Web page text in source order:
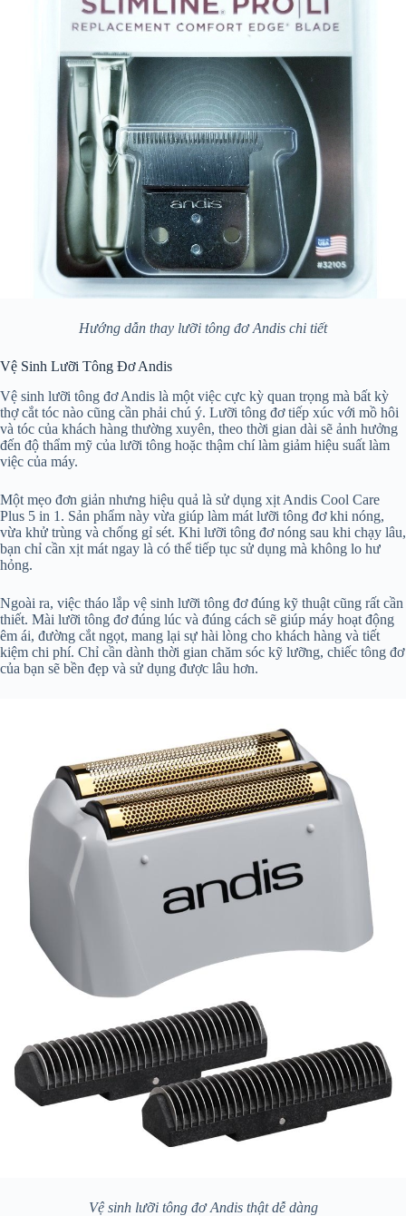
Hướng dẫn thay lưỡi tông đơ Andis chi tiết
Vệ Sinh Lưỡi Tông Đơ Andis
Vệ sinh lưỡi tông đơ Andis là một việc cực kỳ quan trọng mà bất kỳ
thợ cắt tóc nào cũng cần phải chú ý. Lưỡi tông đơ tiếp xúc với mồ hôi
và tóc của khách hàng thường xuyên, theo thời gian dài sẽ ảnh hưởng
đến độ thẩm mỹ của lưỡi tông hoặc thậm chí làm giảm hiệu suất làm
việc của máy.
Một mẹo đơn giản nhưng hiệu quả là sử dụng xịt Andis Cool Care
Plus 5 in 1. Sản phẩm này vừa giúp làm mát lưỡi tông đơ khi nóng,
vừa khử trùng và chống gỉ sét. Khi lưỡi tông đơ nóng sau khi chạy lâu,
bạn chỉ cần xịt mát ngay là có thể tiếp tục sử dụng mà không lo hư
hỏng.
Ngoài ra, việc tháo lắp vệ sinh lưỡi tông đơ đúng kỹ thuật cũng rất cần
thiết. Mài lưỡi tông đơ đúng lúc và đúng cách sẽ giúp máy hoạt động
êm ái, đường cắt ngọt, mang lại sự hài lòng cho khách hàng và tiết
kiệm chi phí. Chỉ cần dành thời gian chăm sóc kỹ lưỡng, chiếc tông đơ
của bạn sẽ bền đẹp và sử dụng được lâu hơn.
Vệ sinh lưỡi tông đơ Andis thật dễ dàng